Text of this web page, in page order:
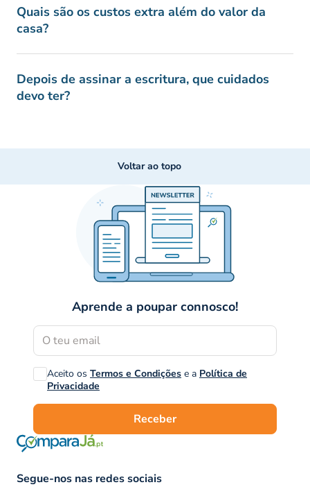
Quais são os custos extra além do valor da
casa?
Depois de assinar a escritura, que cuidados
devo ter?
Voltar ao topo
Aprende a poupar connosco!
Aceito os Termos e Condições e a Política de
Privacidade
Receber
Segue-nos nas redes sociais